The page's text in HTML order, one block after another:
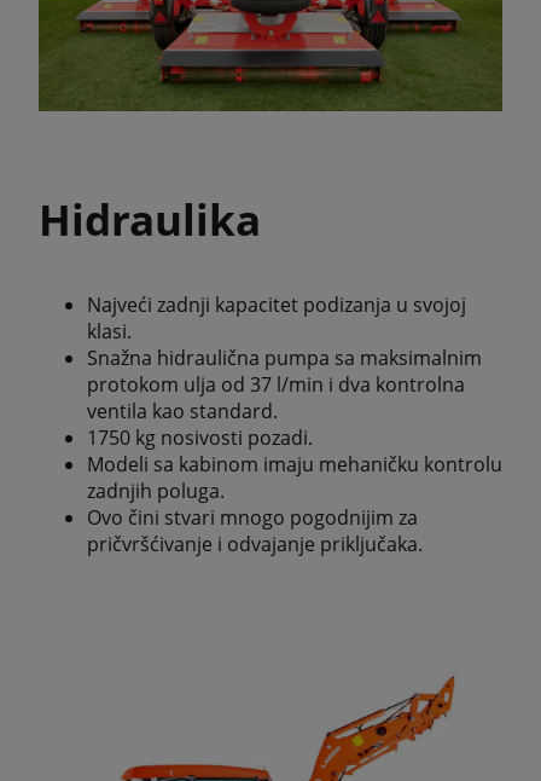
Hidraulika
Najveći zadnji kapacitet podizanja u svojoj
klasi.
Snažna hidraulična pumpa sa maksimalnim
protokom ulja od 37 l/min i dva kontrolna
ventila kao standard.
1750 kg nosivosti pozadi.
Modeli sa kabinom imaju mehaničku kontrolu
zadnjih poluga.
Ovo čini stvari mnogo pogodnijim za
pričvršćivanje i odvajanje priključaka.